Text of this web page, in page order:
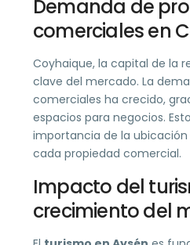
Demanda de
comerciales en
Coyhaique, la capital de la
clave del mercado. La
comerciales ha crecido,
espacios para negocios.
importancia de la
cada propiedad comercial.
Impacto del
crecimiento del